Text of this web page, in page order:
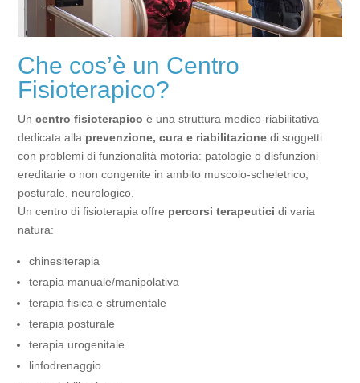
Che cos’è un Centro
Fisioterapico?
Uncentro fisioterapico è una struttura medico-riabilitativa
dedicata alla prevenzione, cura e riabilitazione di soggetti
con problemi di funzionalità motoria: patologie o disfunzioni
ereditarie o non congenite in ambito muscolo-scheletrico,
posturale, neurologico.
Un centro di fisioterapia offre percorsi terapeutici di varia
natura:
chinesiterapia
terapia manuale/manipolativa
terapia fisica e strumentale
terapia posturale
terapia urogenitale
linfodrenaggio